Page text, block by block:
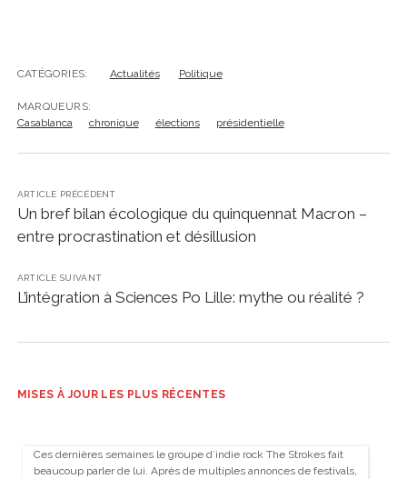
CATÉGORIES: Actualités Politique
MARQUEURS:
Casablanca
chronique élections présidentielle
ARTICLE PRÉCÉDENT
Un bref bilan écologique du quinquennat Macron –
entre procrastination et désillusion
ARTICLE SUIVANT
L’intégration à Sciences Po Lille: mythe ou réalité ?
MISES À JOUR LES PLUS RÉCENTES
Ces dernières semaines le groupe d’indie rock The Strokes fait
beaucoup parler de lui. Après de multiples annonces de festivals,